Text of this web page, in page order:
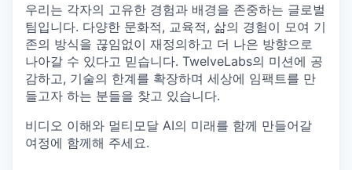
우리는 각자의 고유한 경험과 배경을 존중하는 글로벌
팀입니다. 다양한 문화적, 교육적, 삶의 경험이 모여 기
존의 방식을 끊임없이 재정의하고 더 나은 방향으로
나아갈 수 있다고 믿습니다. TwelveLabs의 미션에 공
감하고, 기술의 한계를 확장하며 세상에 임팩트를 만
들고자 하는 분들을 찾고 있습니다.
비디오 이해와 멀티모달 AI의 미래를 함께 만들어갈
여정에 함께해 주세요.